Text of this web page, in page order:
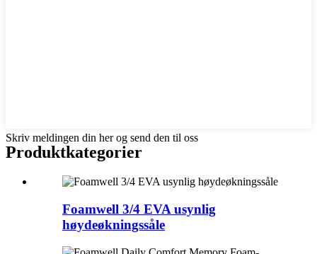
Skriv meldingen din her og send den til oss
Produktkategorier
Foamwell 3/4 EVA usynlig
høydeøkningssåle